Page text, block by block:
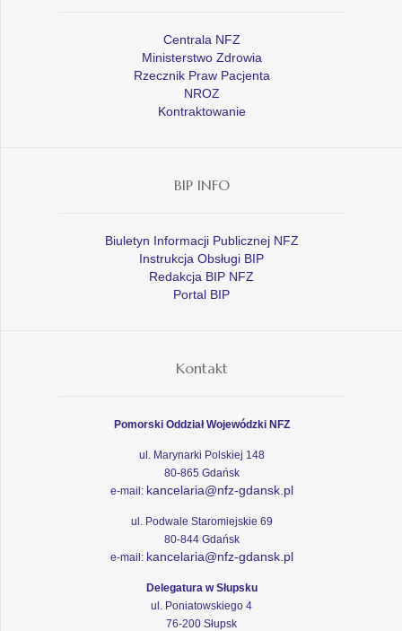
Centrala NFZ
Ministerstwo Zdrowia
Rzecznik Praw Pacjenta
NROZ
Kontraktowanie
BIP INFO
Biuletyn Informacji Publicznej NFZ
Instrukcja Obsługi BIP
Redakcja BIP NFZ
Portal BIP
Kontakt
Pomorski Oddział Wojewódzki NFZ
ul. Marynarki Polskiej 148
80-865 Gdańsk
e-mail: kancelaria@nfz-gdansk.pl
ul. Podwale Staromiejskie 69
80-844 Gdańsk
e-mail: kancelaria@nfz-gdansk.pl
Delegatura w Słupsku
ul. Poniatowskiego 4
76-200 Słupsk